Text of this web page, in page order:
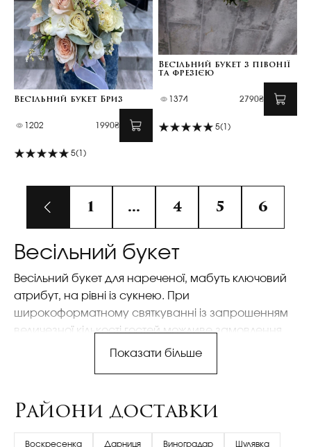
Весільний букет Бриз
1202 1990₴
5(1)
Весільний букет з півонії
та фрезією
1374 2790₴
5(1)
1 ... 4 5 6
Весільний букет
Весільний букет для нареченої, мабуть ключовий
атрибут, на рівні із сукнею. При
широкоформатному святкуванні із запрошенням
величезної кількості гостей можливе замовлення
дублера для кидків незаміжнім подругам. Та й
прикрасою нареченого є бутоньєрка, грамотно
підібрана бутоньєрка вирішує. Для дружок
пропонуємо два варіанти, основний браслет на
Показати більше
Райони доставки
Воскресенка Дарниця Виноградар Шулявка